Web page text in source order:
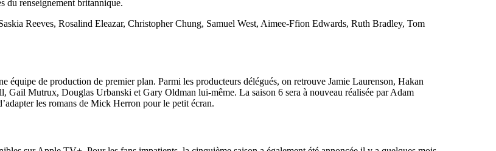
du renseignement britannique.
Reeves, Rosalind Eleazar, Christopher Chung, Samuel West, Aimee-Ffion Edwards, Ruth Bradley, Tom
équipe de production de premier plan. Parmi les producteurs délégués, on retrouve Jamie Laurenson, Hakan
Gail Mutrux, Douglas Urbanski et Gary Oldman lui-même. La saison 6 sera à nouveau réalisée par Adam
les romans de Mick Herron pour le petit écran.